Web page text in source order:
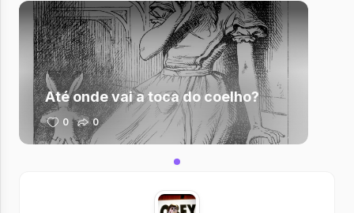
Até onde vai a toca do coelho?
0 0